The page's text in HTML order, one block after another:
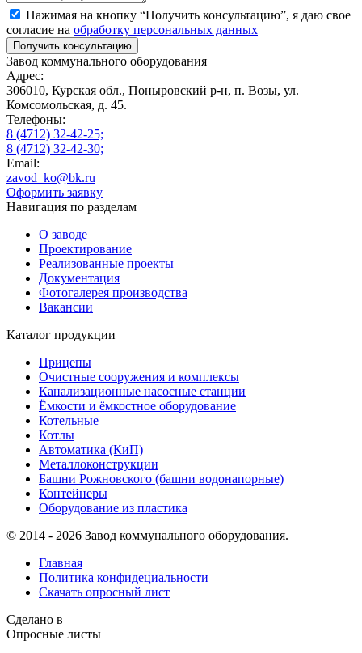
Нажимая на кнопку “Получить консультацию”, я даю свое
согласие на обработку персональных данных
Получить консультацию
Завод коммунального оборудования
Адрес:
306010, Курская обл., Поныровский р-н, п. Возы, ул.
Комсомольская, д. 45.
Телефоны:
8 (4712) 32-42-25;
8 (4712) 32-42-30;
Email:
zavod_ko@bk.ru
Оформить заявку
Навигация по разделам
О заводе
Проектирование
Реализованные проекты
Документация
Фотогалерея производства
Вакансии
Каталог продукции
Прицепы
Очистные сооружения и комплексы
Канализационные насосные станции
Ёмкости и ёмкостное оборудование
Котельные
Котлы
Автоматика (КиП)
Металлоконструкции
Башни Рожновского (башни водонапорные)
Контейнеры
Оборудование из пластика
© 2014 - 2026 Завод коммунального оборудования.
Главная
Политика конфидециальности
Скачать опросный лист
Сделано в
Опросные листы